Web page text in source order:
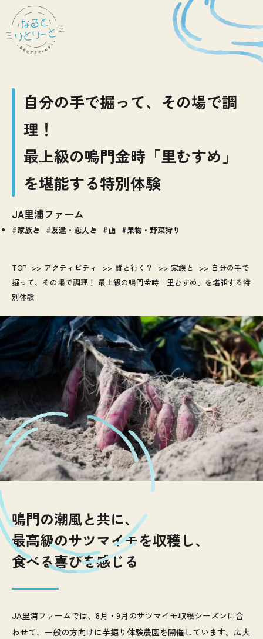
自分の手で掘って、その場で調
理！
最上級の鳴門金時「里むすめ」
を堪能する特別体験
JA里浦ファーム
家族と 友達・恋人と 山 果物・野菜狩り
TOP アクティビティ 誰と行く？ 家族と
自分の手で
掘って、その場で調理！ 最上級の鳴門金時「里むすめ」を堪能する特
別体験
鳴門の潮風と共に、
最高級のサツマイモを収穫し、
食べる喜びを感じる
JA里浦ファームでは、8月・9月のサツマイモ収穫シーズンに合
わせて、一般の方向けに芋掘り体験農園を開催しています。広大